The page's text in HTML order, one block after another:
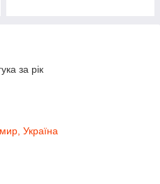
за рік
Україна